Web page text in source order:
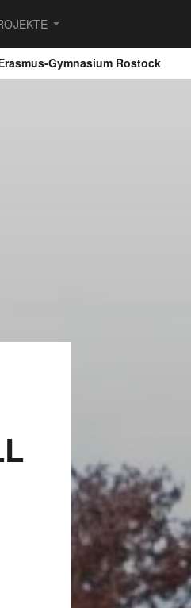
Rostock ● ● ●